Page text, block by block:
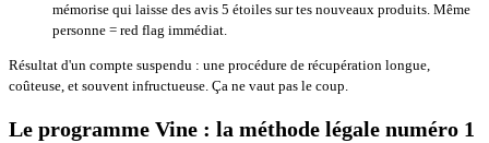
mémorise qui laisse des avis 5 étoiles sur tes nouveaux produits. Même
personne = red flag immédiat.
Résultat d'un compte suspendu : une procédure de récupération longue,
coûteuse, et souvent infructueuse. Ça ne vaut pas le coup.
Le programme Vine : la méthode légale numéro 1